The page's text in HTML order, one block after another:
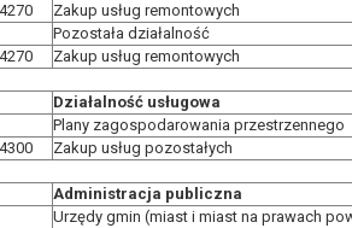
4270
Zakup usług remontowych
Pozostała działalność
4270
Zakup usług remontowych
Działalność usługowa
Plany zagospodarowania przestrzennego
4300
Zakup usług pozostałych
Administracja publiczna
Urzędy gmin (miast i miast na prawach